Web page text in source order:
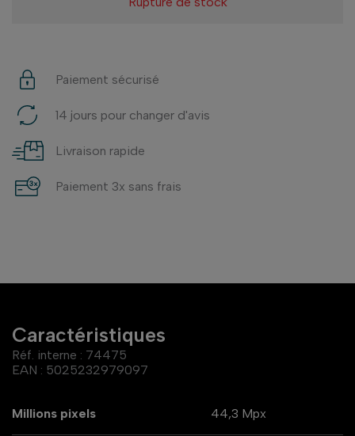
Paiement sécurisé
14 jours pour changer d'avis
Livraison rapide
Paiement 3x sans frais
Caractéristiques
Réf. interne : 74475
EAN : 5025232979097
Millions pixels 44,3 Mpx